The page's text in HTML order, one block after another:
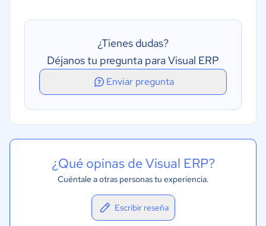
¿Tienes dudas?
Déjanos tu pregunta para Visual ERP
Enviar pregunta
¿Qué opinas de Visual ERP?
Cuéntale a otras personas tu experiencia.
Escribir reseña